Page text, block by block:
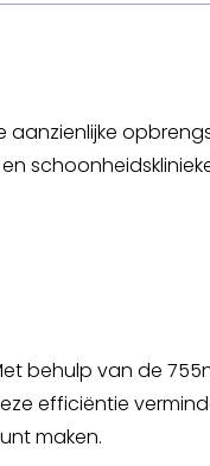
behulp van de
efficiëntie
maken.